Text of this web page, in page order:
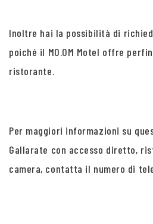
Inoltre hai la possibilità di
poiché il MO.OM Motel offre
ristorante.
Per maggiori informazioni su
Gallarate con accesso diretto,
camera, contatta il numero di